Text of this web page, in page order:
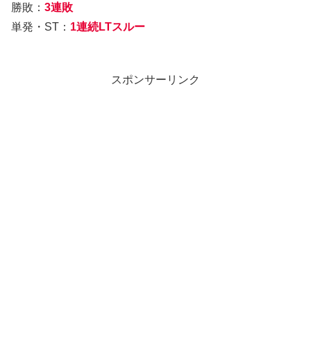
勝敗： 3連敗
単発・ST： 1連続LTスルー
スポンサーリンク